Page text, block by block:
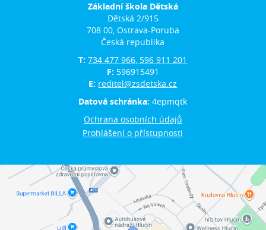
Základní škola Dětská
Dětská 2/915
708 00, Ostrava-Poruba
Česká republika
T:734 477 966, 596 911 201
F: 596915491
E: reditel@zsdetska.cz
Datová schránka:4epmqtk
Ochrana osobních údajů
Prohlášení o přístupnosti